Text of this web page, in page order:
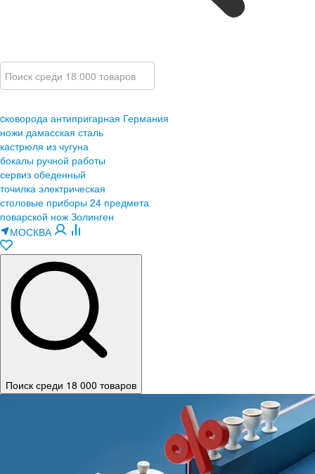
cковорода антипригарная Германия
ножи дамасская сталь
кастрюля из чугуна
бокалы ручной работы
сервиз обеденный
точилка электрическая
столовые приборы 24 предмета
поварской нож Золинген
МОСКВА
Поиск среди 18 000 товаров